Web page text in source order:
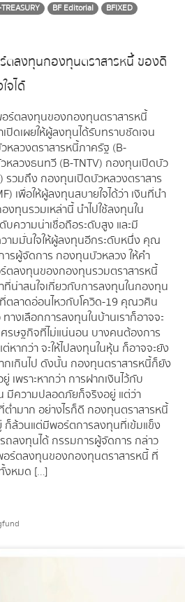
BF Editorial
BFIXED
ตลงทุนกองทุนตราสารหนี้ ของดี
ได้
ร์ตลงทุนของกองทุนตราสารหนี้
ดเผยให้ผู้ลงทุนได้รับทราบชัดเจน
ลวงตราสารหนี้ภาครัฐ (B-
หลวงธนทวี (B-TNTV) กองทุนเปิดบัว
รวมถึง กองทุนเปิดบัวหลวงตราสาร
เพื่อให้ผู้ลงทุนสบายใจได้ว่า เงินที่นำ
ทุนรวมเหล่านี้ นำไปใช้ลงทุนใน
ความน่าเชื่อถือระดับสูง และมี
ามมั่นใจให้ผู้ลงทุนอีกระดับหนึ่ง คุณ
ผู้จัดการ กองทุนบัวหลวง ให้คำ
ตลงทุนของกองทุนรวมตราสารหนี้
ที่น่าสนใจเกี่ยวกับการลงทุนในกองทุน
ที่ตลาดอ่อนไหวกับโควิด-19 คุณวศิน
างเลือกการลงทุนในบ้านเราก็อาจจะ
ศรษฐกิจที่ไม่แน่นอน บางคนต้องการ
ากว่า จะให้ไปลงทุนในหุ้น ก็อาจจะยัง
กเกินไป ดังนั้น กองทุนตราสารหนี้ก็ยัง
เพราะหากว่า การฝากเงินไว้กับ
มีความปลอดภัยก็จริงอยู่ แต่ว่า
ต่ำมาก อย่างไรก็ดี กองทุนตราสารหนี้
ล้วนแต่มีพอร์ตการลงทุนที่เข้มแข็ง
ลงทุนได้ กรรมการผู้จัดการ กล่าว
อร์ตลงทุนของกองทุนตราสารหนี้ ที่
งหมด […]